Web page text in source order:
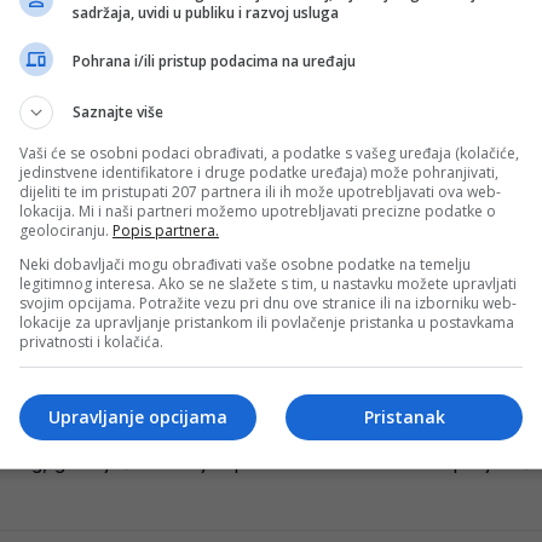
Željezničara
Igor Štimac, govorio je za MeridianSport o
i Barbareza kao rijetko ko
bio je trener Zrinjskog Igor Štimac (58). U
maltretiraju Hrvate..
gostujući u studiju splitske Jadran TV nastupio je
sadržaja, uvidi u publiku i razvoj usluga
Pohrana i/ili pristup podacima na uređaju
Saznajte više
Vaši će se osobni podaci obrađivati, a podatke s vašeg uređaja (kolačiće,
jedinstvene identifikatore i druge podatke uređaja) može pohranjivati,
dijeliti te im pristupati 207 partnera ili ih može upotrebljavati ova web-
lokacija. Mi i naši partneri možemo upotrebljavati precizne podatke o
geolociranju. Popis partnera.
Neki dobavljači mogu obrađivati vaše osobne podatke na temelju
legitimnog interesa. Ako se ne slažete s tim, u nastavku možete upravljati
svojim opcijama. Potražite vezu pri dnu ove stranice ili na izborniku web-
lokacije za upravljanje pristankom ili povlačenje pristanka u postavkama
privatnosti i kolačića.
Pristanak
Upravljanje opcijama